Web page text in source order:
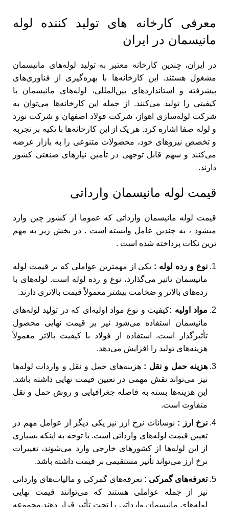
معرفی کارخانه های تولید کننده لوله
مانیسمان در ایران
در ایران، چندین کارخانه معتبر به تولید لوله‌های مانیسمان
مشغول هستند. این کارخانه‌ها با بهره‌گیری از فناوری‌های
پیشرفته و استانداردهای بین‌المللی، لوله‌های مانیسمان با
کیفیتی را تولید می‌کنند. از جمله این کارخانه‌ها می‌توان به
شرکت لوله‌سازی اهواز، شرکت فولاد اصفهان و شرکت نورد
و لوله صفا اشاره کرد. هر یک از این کارخانه‌ها با تکیه بر تجربه
و تخصص نیروهای خود، محصولات متنوعی را به بازار عرضه
می‌کنند و سهم قابل توجهی در تأمین نیازهای صنعتی کشور
دارند.
قیمت لوله مانیسمان وارداتی
قیمت لوله مانیسمان وارداتی که عموما از کشور چین وارد
میشود ، به چندین عامل وابسته است . در بخش زیر به مهم
ترین نکات پرداخته شده است .
نوع و رده لوله : یکی از مهمترین عواملی که بر قیمت لوله
مانیسمان تاثیر می‌گذارد، نوع و رده لوله است. لوله‌های با
رده‌های بالاتر و ضخامت بیشتر معمولاً قیمت بالاتری دارند.
مواد اولیه :کیفیت و نوع مواد اولیه‌ای که در تولید لوله‌های
مانیسمان استفاده می‌شود نیز بر قیمت نهایی محصول
تأثیرگذار است. استفاده از فولاد با کیفیت بالاتر معمولاً
هزینه‌های تولید را افزایش می‌دهد.
هزینه حمل و نقل :هزینه‌های حمل و نقل و واردات لوله‌ها
نیز می‌تواند نقش مهمی در تعیین قیمت نهایی داشته باشد.
این هزینه‌ها بسته به فاصله جغرافیایی و روش حمل و نقل
متفاوت است.
نرخ ارز : نوسانات نرخ ارز نیز یکی دیگر از عوامل مهم در
تعیین قیمت لوله‌های وارداتی است. با توجه به اینکه بسیاری
از این لوله‌ها از کشورهای خارجی وارد می‌شوند، تغییرات
نرخ ارز می‌تواند تأثیر مستقیمی بر قیمت داشته باشد.
تعرفه‌های گمرکی : تعرفه‌های گمرکی و مالیات‌های وارداتی
نیز از جمله عواملی هستند که می‌توانند قیمت نهایی
لوله‌های مانیسمان وارداتی را تحت تأثیر قرار دهند.مجموعه